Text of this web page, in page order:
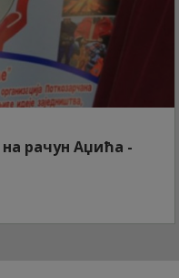
рачун Аџића -